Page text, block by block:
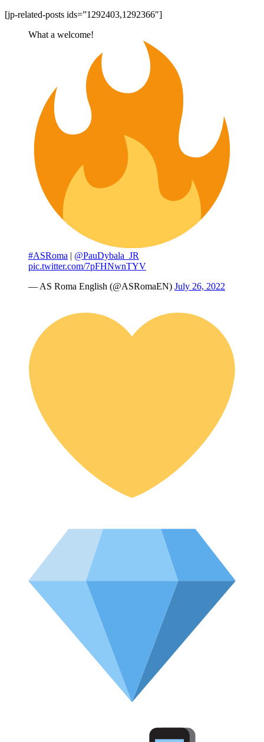
[jp-related-posts ids=”1292403,1292366″]
What a welcome!
#ASRoma | @PauDybala_JR
pic.twitter.com/7pFHNwnTYV
— AS Roma English (@ASRomaEN) July 26, 2022